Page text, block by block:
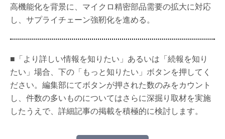
高機能化を背景に、マイクロ精密部品需要の拡大に対応
し、サプライチェーン強靭化を進める。
■「より詳しい情報を知りたい」あるいは「続報を知り
たい」場合、下の「もっと知りたい」ボタンを押してく
ださい。編集部にてボタンが押された数のみをカウント
し、件数の多いものについてはさらに深掘り取材を実施
したうえで、詳細記事の掲載を積極的に検討します。